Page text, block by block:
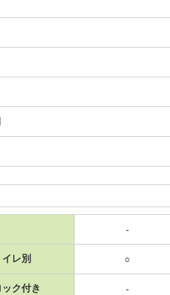
-
レ別 ○
ク付き -